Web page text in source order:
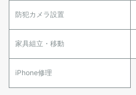
防犯カメラ設置
家具組立・移動
iPhone修理